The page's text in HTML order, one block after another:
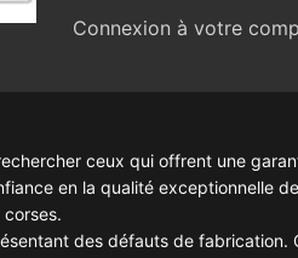
Connexion à votre
ceux qui offrent une
en la qualité exceptionnelle
des défauts de